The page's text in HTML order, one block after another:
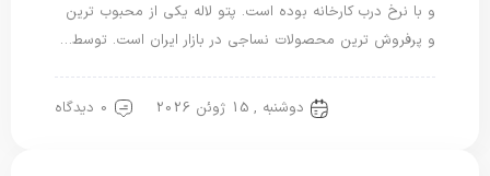
و با نرخ درب کارخانه بوده است. پتو لاله یکی از محبوب ترین
و پرفروش ترین محصولات نساجی در بازار ایران است. توسط…
دوشنبه , 15 ژوئن 2026 0 دیدگاه